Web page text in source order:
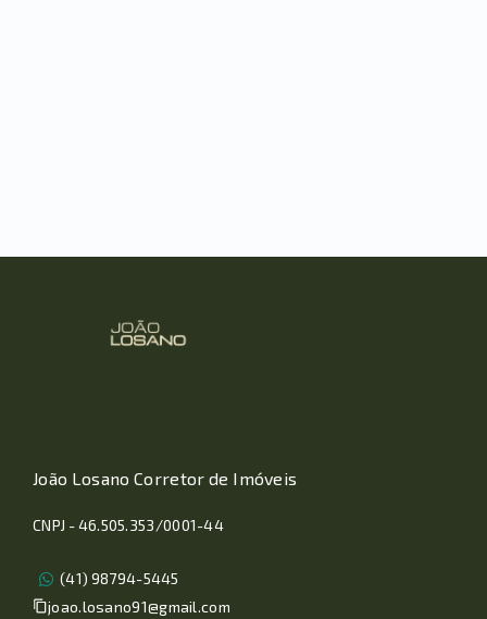
João Losano Corretor de Imóveis
CNPJ - 46.505.353/0001-44
(41) 98794-5445
joao.losano91@gmail.com